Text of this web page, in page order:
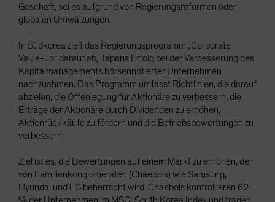
Geschäft, sei es aufgrund von Regierungsreformen oder
globalen Umwälzungen.
In Südkorea zielt das Regierungsprogramm „Corporate
Value-up“ darauf ab, Japans Erfolg bei der Verbesserung des
Kapitalmanagements börsennotierter Unternehmen
nachzuahmen. Das Programm umfasst Richtlinien, die darauf
abzielen, die Offenlegung für Aktionäre zu verbessern, die
Erträge der Aktionäre durch Dividenden zu erhöhen,
Aktienrückkäufe zu fördern und die Betriebsbewertungen zu
verbessern.
Ziel ist es, die Bewertungen auf einem Markt zu erhöhen, der
von Familienkonglomeraten (Chaebols) wie Samsung,
Hyundai und LG beherrscht wird. Chaebols kontrollieren 62